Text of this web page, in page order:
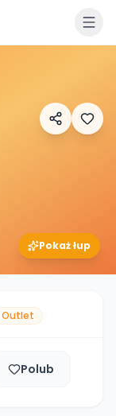
Pokaż łup
Outlet
Polub